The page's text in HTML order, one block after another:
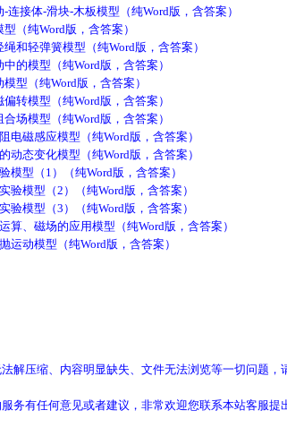
体-滑块-木板模型（纯Word版，含答案）
纯Word版，含答案）
轻弹簧模型（纯Word版，含答案）
模型（纯Word版，含答案）
（纯Word版，含答案）
模型（纯Word版，含答案）
模型（纯Word版，含答案）
磁感应模型（纯Word版，含答案）
态变化模型（纯Word版，含答案）
型（1）（纯Word版，含答案）
模型（2）（纯Word版，含答案）
模型（3）（纯Word版，含答案）
、磁场的应用模型（纯Word版，含答案）
动模型（纯Word版，含答案）
解压缩、内容明显缺失、文件无法浏览等一切问题，
务有任何意见或者建议，非常欢迎您联系本站客服提